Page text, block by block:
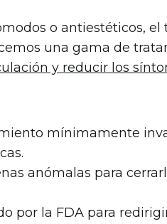
o antiestéticos, el
una gama de
y reducir los
mínimamente
anómalas para
por la FDA para